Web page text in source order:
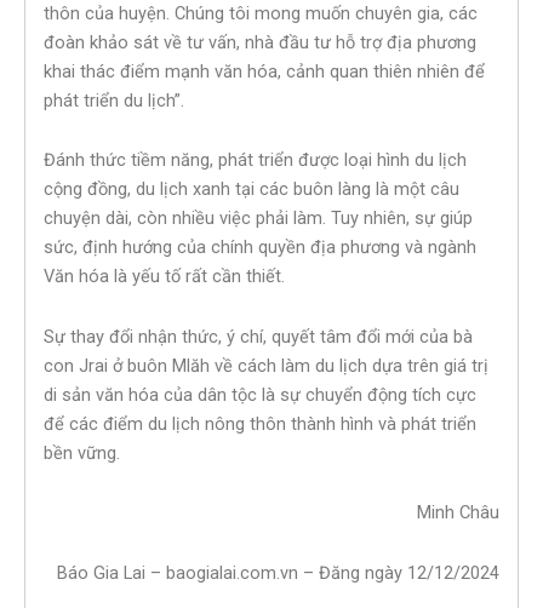
thôn của huyện. Chúng tôi mong muốn chuyên gia, các
đoàn khảo sát về tư vấn, nhà đầu tư hỗ trợ địa phương
khai thác điểm mạnh văn hóa, cảnh quan thiên nhiên để
phát triển du lịch”.
Đánh thức tiềm năng, phát triển được loại hình du lịch
cộng đồng, du lịch xanh tại các buôn làng là một câu
chuyện dài, còn nhiều việc phải làm. Tuy nhiên, sự giúp
sức, định hướng của chính quyền địa phương và ngành
Văn hóa là yếu tố rất cần thiết.
Sự thay đổi nhận thức, ý chí, quyết tâm đổi mới của bà
con Jrai ở buôn Mlăh về cách làm du lịch dựa trên giá trị
di sản văn hóa của dân tộc là sự chuyển động tích cực
để các điểm du lịch nông thôn thành hình và phát triển
bền vững.
Minh Châu
Báo Gia Lai – baogialai.com.vn – Đăng ngày 12/12/2024